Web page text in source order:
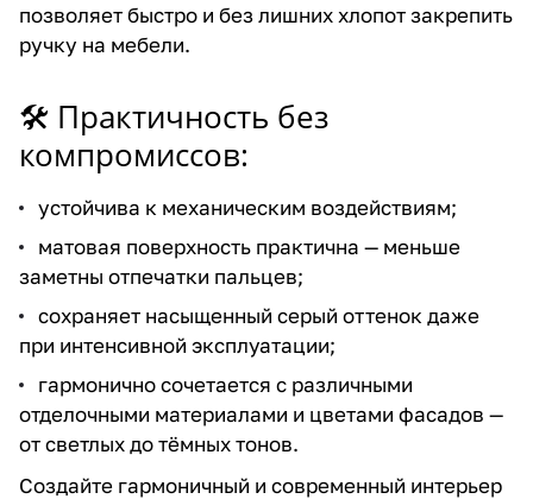
позволяет быстро и без лишних хлопот закрепить
ручку на мебели.
🛠 Практичность без
компромиссов:
устойчива к механическим воздействиям;
матовая поверхность практична — меньше
заметны отпечатки пальцев;
сохраняет насыщенный серый оттенок даже
при интенсивной эксплуатации;
гармонично сочетается с различными
отделочными материалами и цветами фасадов —
от светлых до тёмных тонов.
Создайте гармоничный и современный интерьер